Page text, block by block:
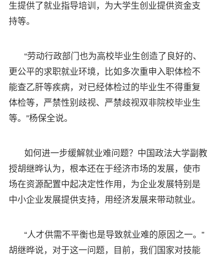
生提供了就业指导培训，为大学生创业提供资金支
持等。
“劳动行政部门也为高校毕业生创造了良好的、
更公平的求职就业环境，比如多次重申入职体检不
能查乙肝等疾病，对已经体检过的毕业生不得重复
体检等，严禁性别歧视、严禁歧视双非院校毕业生
等。”杨保全说。
如何进一步缓解就业难问题？中国政法大学副教
授胡继晔认为，根本还在于经济市场的发展，使市
场在资源配置中起决定性作用，为企业发展特别是
中小企业发展提供支持，用经济发展来带动就业。
“人才供需不平衡也是导致就业难的原因之一。”
胡继晔说，对于这一问题，目前，我们国家对技能